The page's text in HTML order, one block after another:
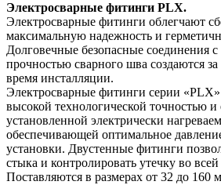
Электросварные фитинги PLX.
Электросварные фитинги облегчают
максимальную надежность и
Долговечные безопасные соединения
прочностью сварного шва создаются
время инсталляции.
Электросварные фитинги серии
высокой технологической точностью
установленной электрически
обеспечивающей оптимальное
установки. Двустенные фитинги
стыка и контролировать утечку во всей
Поставляются в размерах от 32 до 160